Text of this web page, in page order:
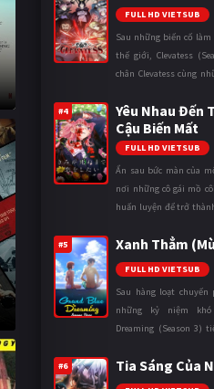
FULL HD VIETSUB
Sau những biến cố
thế giới, Clevatess
chân Clevatess cùng
loại đến bờ vực diệ ...
#4
Yêu Nhau Đến
Cậu Biến Mất
FULL HD VIETSUB
Ẩn sau bức màn của
nơi những cô gái mồ
huấn luyện để trở
được xem là điều hiển
#5 Xanh Thẳm
FULL HD VIETSUB
Sau hàng loạt
những kỷ niệm khó
Dreaming (Season 3)
trong những ngày tháng
#6 Tia Sáng Của